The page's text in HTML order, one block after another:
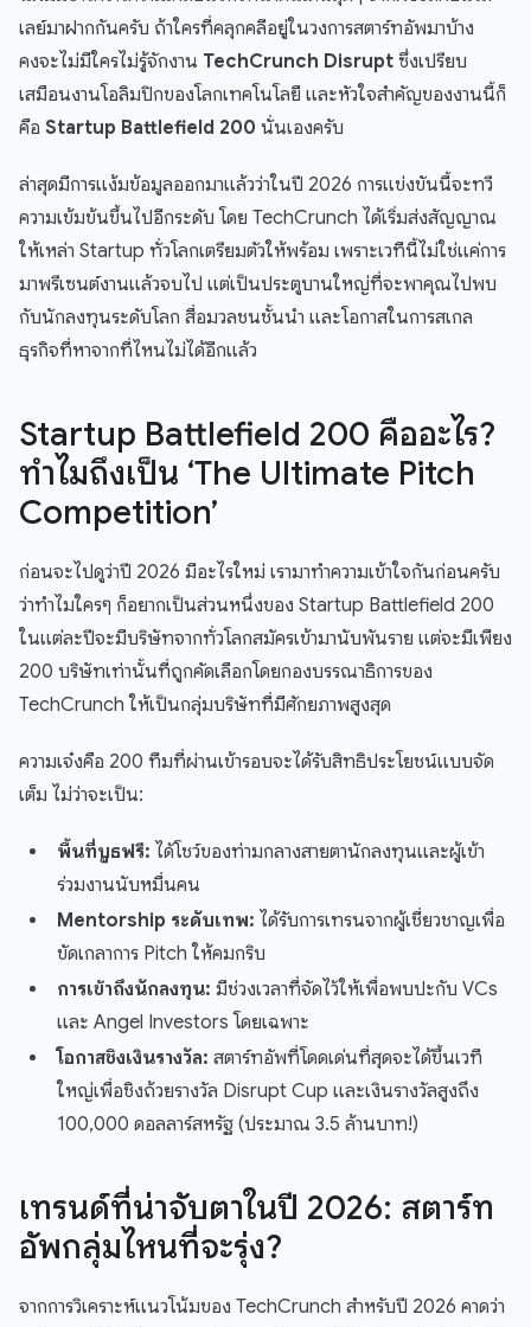
เลย์มาฝากกันครับ ถ้าใครที่คลุกคลีอยู่ในวงการสตาร์ทอัพมาบ้าง
คงจะไม่มีใครไม่รู้จักงาน TechCrunch Disrupt ซึ่งเปรียบ
เสมือนงานโอลิมปิกของโลกเทคโนโลยี และหัวใจสำคัญของงานนี้ก็
คือ Startup Battlefield 200 นั่นเองครับ
ล่าสุดมีการแง้มข้อมูลออกมาแล้วว่าในปี 2026 การแข่งขันนี้จะทวี
ความเข้มข้นขึ้นไปอีกระดับ โดย TechCrunch ได้เริ่มส่งสัญญาณ
ให้เหล่า Startup ทั่วโลกเตรียมตัวให้พร้อม เพราะเวทีนี้ไม่ใช่แค่การ
มาพรีเซนต์งานแล้วจบไป แต่เป็นประตูบานใหญ่ที่จะพาคุณไปพบ
กับนักลงทุนระดับโลก สื่อมวลชนชั้นนำ และโอกาสในการสเกล
ธุรกิจที่หาจากที่ไหนไม่ได้อีกแล้ว
Startup Battlefield 200 คืออะไร?
ทำไมถึงเป็น ‘The Ultimate Pitch
Competition’
ก่อนจะไปดูว่าปี 2026 มีอะไรใหม่ เรามาทำความเข้าใจกันก่อนครับ
ว่าทำไมใครๆ ก็อยากเป็นส่วนหนึ่งของ Startup Battlefield 200
ในแต่ละปีจะมีบริษัทจากทั่วโลกสมัครเข้ามานับพันราย แต่จะมีเพียง
200 บริษัทเท่านั้นที่ถูกคัดเลือกโดยกองบรรณาธิการของ
TechCrunch ให้เป็นกลุ่มบริษัทที่มีศักยภาพสูงสุด
ความเจ๋งคือ 200 ทีมที่ผ่านเข้ารอบจะได้รับสิทธิประโยชน์แบบจัด
เต็ม ไม่ว่าจะเป็น:
พื้นที่บูธฟรี: ได้โชว์ของท่ามกลางสายตานักลงทุนและผู้เข้า
ร่วมงานนับหมื่นคน
Mentorship ระดับเทพ: ได้รับการเทรนจากผู้เชี่ยวชาญเพื่อ
ขัดเกลาการ Pitch ให้คมกริบ
การเข้าถึงนักลงทุน: มีช่วงเวลาที่จัดไว้ให้เพื่อพบปะกับ VCs
และ Angel Investors โดยเฉพาะ
โอกาสชิงเงินรางวัล: สตาร์ทอัพที่โดดเด่นที่สุดจะได้ขึ้นเวที
ใหญ่เพื่อชิงถ้วยรางวัล Disrupt Cup และเงินรางวัลสูงถึง
100,000 ดอลลาร์สหรัฐ (ประมาณ 3.5 ล้านบาท!)
เทรนด์ที่น่าจับตาในปี 2026: สตาร์ท
อัพกลุ่มไหนที่จะรุ่ง?
จากการวิเคราะห์แนวโน้มของ TechCrunch สำหรับปี 2026 คาดว่า